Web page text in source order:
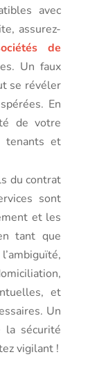
avec
assurez-
de
Un faux
se révéler
En
de votre
tenants et
du contrat
sont
et les
tant que
et
Un
la sécurité
vigilant !